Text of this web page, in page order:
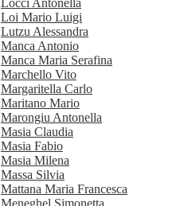
Locci Antonella
Loi Mario Luigi
Lutzu Alessandra
Manca Antonio
Manca Maria Serafina
Marchello Vito
Margaritella Carlo
Maritano Mario
Marongiu Antonella
Masia Claudia
Masia Fabio
Masia Milena
Massa Silvia
Mattana Maria Francesca